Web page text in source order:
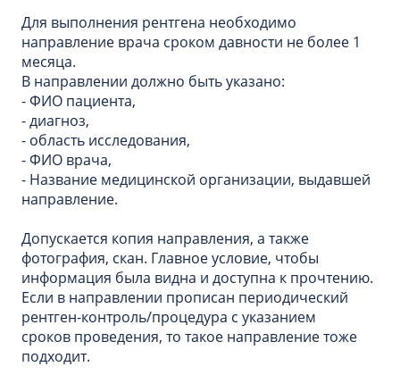
Для выполнения рентгена необходимо
направление врача сроком давности не более 1
месяца.
В направлении должно быть указано:
- ФИО пациента,
- диагноз,
- область исследования,
- ФИО врача,
- Название медицинской организации, выдавшей
направление.
Допускается копия направления, а также
фотография, скан. Главное условие, чтобы
информация была видна и доступна к прочтению.
Если в направлении прописан периодический
рентген-контроль/процедура с указанием
сроков проведения, то такое направление тоже
подходит.